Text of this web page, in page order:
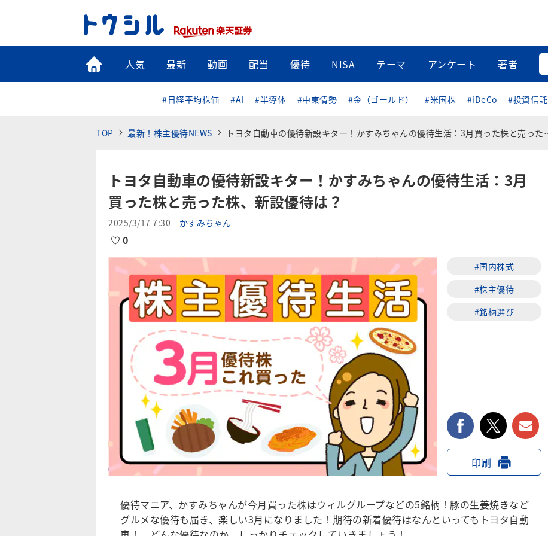
トップ
人気 最新 動画 配当 優待 NISA テーマ アンケート 著者
#日経平均株価 #AI #半導体 #中東情勢 #金（ゴールド） #米国株 #iDeCo #投資信託
TOP 最新！株主優待NEWS トヨタ自動車の優待新設キター！かすみちゃんの優待生活：3月買った株と売った株、新設優待は？
トヨタ自動車の優待新設キター！かすみちゃんの優待生活：3月
買った株と売った株、新設優待は？
2025/3/17 7:30 かすみちゃん
0
#国内株式
#株主優待
#銘柄選び
facebooktwitter
印刷
優待マニア、かすみちゃんが今月買った株はウィルグループなどの5銘柄！豚の生姜焼きなど
グルメな優待も届き、楽しい3月になりました！期待の新着優待はなんといってもトヨタ自動